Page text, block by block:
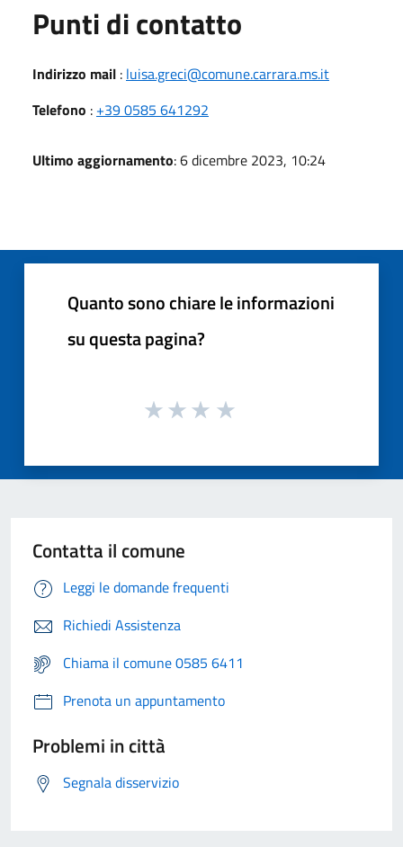
Punti di contatto
Indirizzo mail : luisa.greci@comune.carrara.ms.it
Telefono : +39 0585 641292
Ultimo aggiornamento: 6 dicembre 2023, 10:24
Quanto sono chiare le informazioni
su questa pagina?
Contatta il comune
Leggi le domande frequenti
Richiedi Assistenza
Chiama il comune 0585 6411
Prenota un appuntamento
Problemi in città
Segnala disservizio